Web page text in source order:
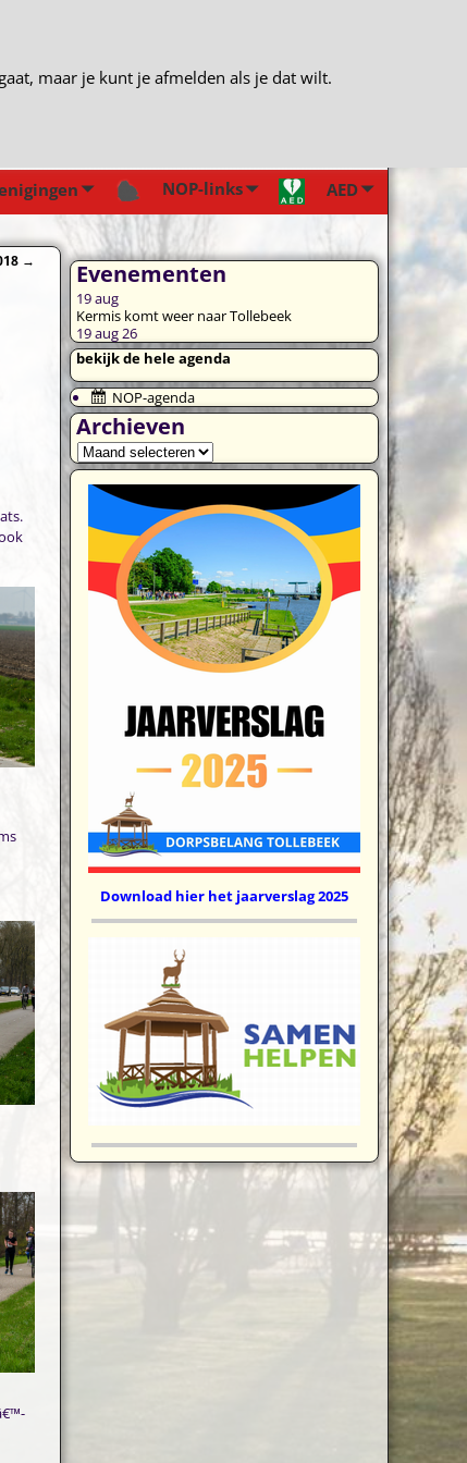
NOP-links AED
→ Evenementen
19aug
Kermis komt weer naar Tollebeek
19 aug 26
bekijk de hele agenda
NOP-agenda
Archieven
Download hier het jaarverslag 2025
maar je kunt je afmelden als je dat wilt.